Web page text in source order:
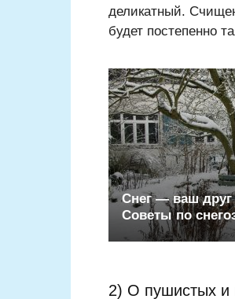
деликатный.
будет постепенно
Снег — ваш друг
Советы по
2) О пушистых и